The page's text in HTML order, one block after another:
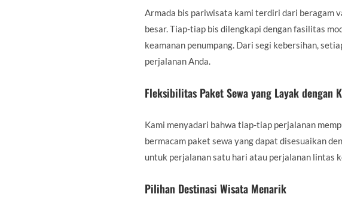
Armada bis pariwisata kami terdiri dari beragam
besar. Tiap-tiap bis dilengkapi dengan fasilitas
keamanan penumpang. Dari segi kebersihan,
perjalanan Anda.
Fleksibilitas Paket Sewa yang Layak dengan
Kami menyadari bahwa tiap-tiap perjalanan
bermacam paket sewa yang dapat disesuaikan
untuk perjalanan satu hari atau perjalanan lintas
Pilihan Destinasi Wisata Menarik